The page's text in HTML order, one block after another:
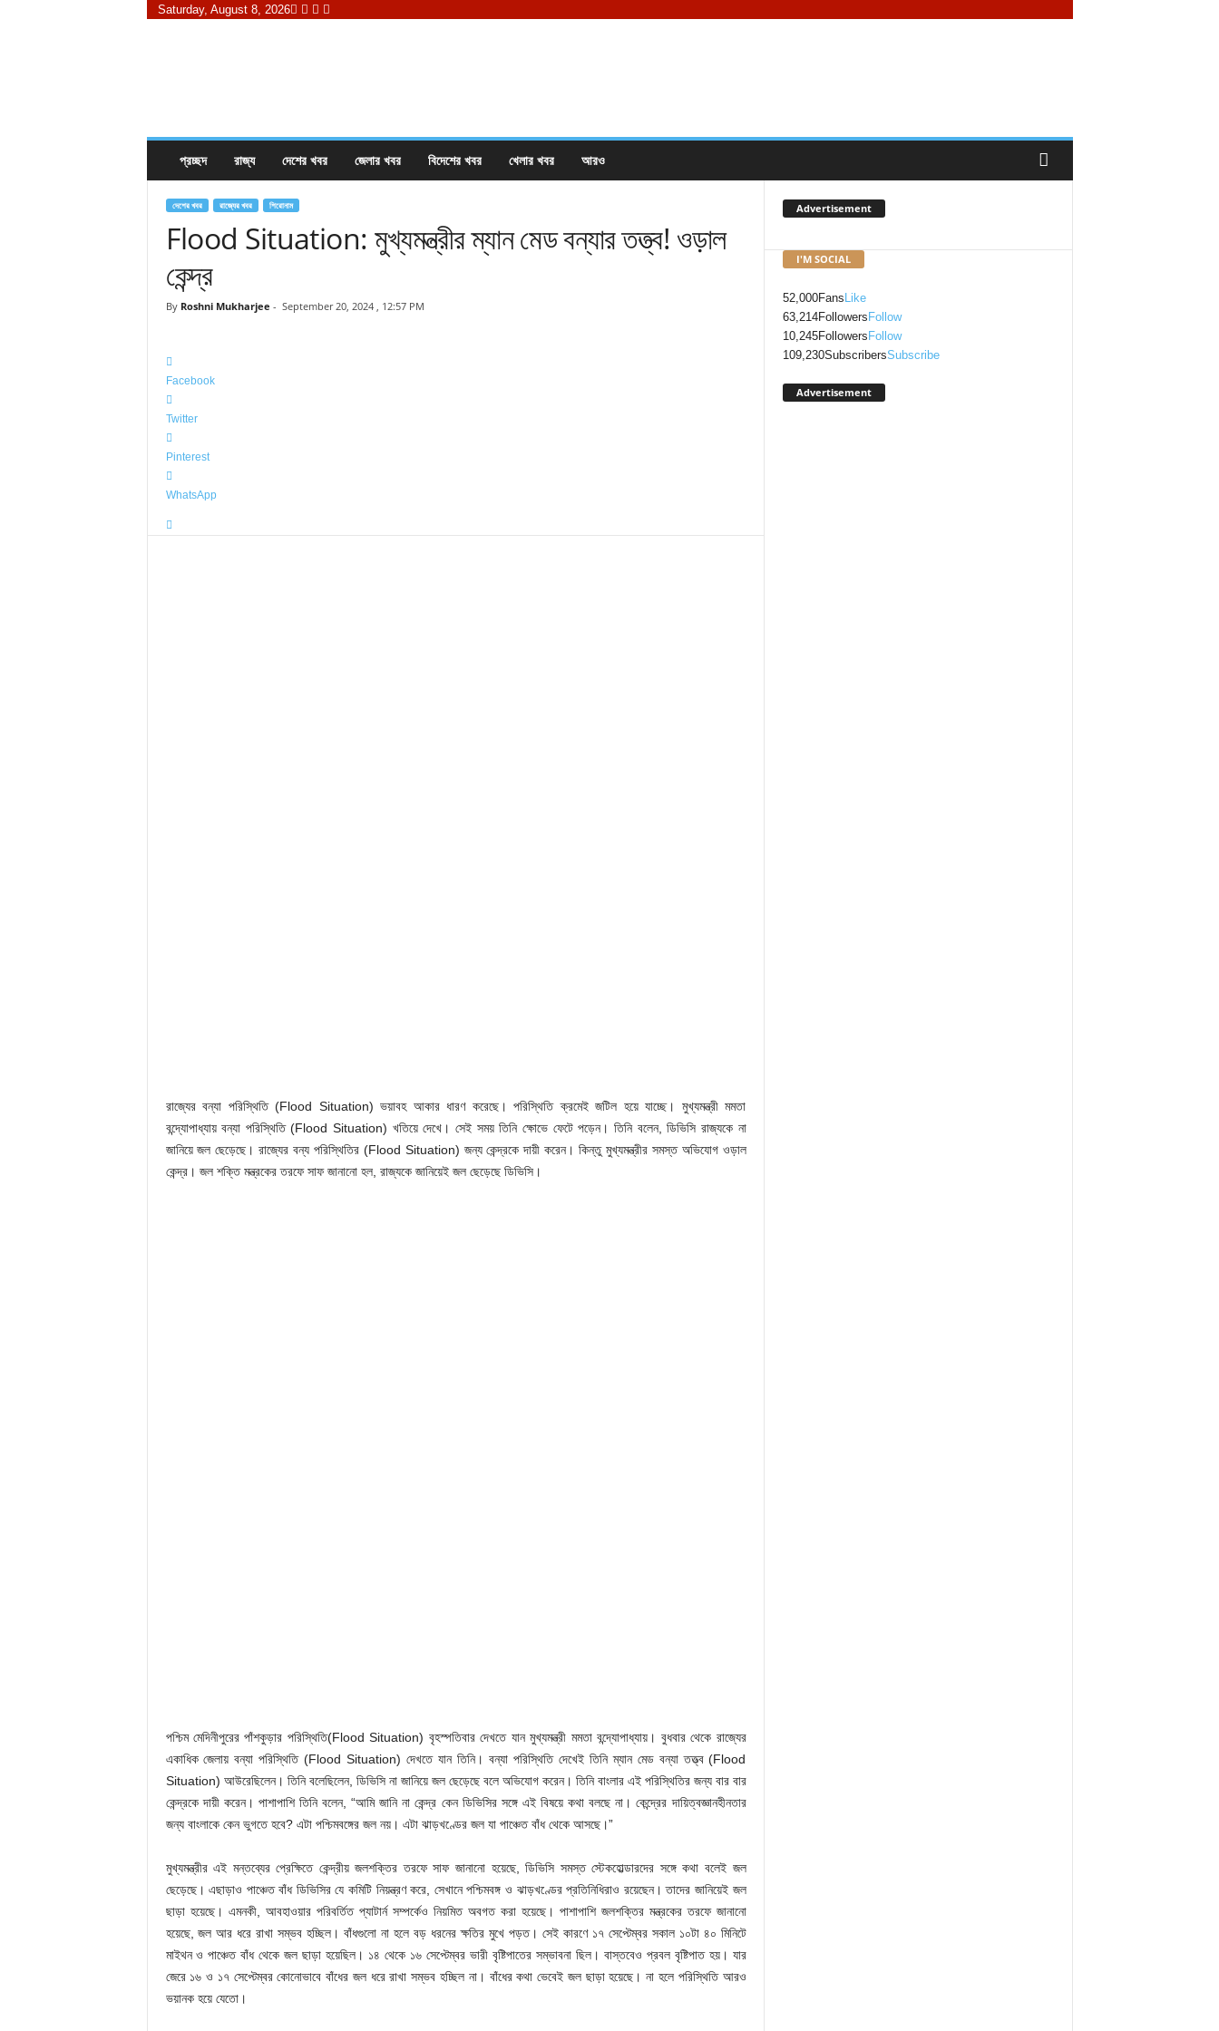
Saturday, August 8, 2026
প্রচ্ছদ রাজ্য দেশের খবর জেলার খবর বিদেশের খবর খেলার খবর আরও
দেশের খবর রাজ্যের খবর শিরোনাম
Flood Situation: মুখ্যমন্ত্রীর ম্যান মেড বন্যার তত্ত্ব! ওড়াল
কেন্দ্র
By Roshni Mukharjee - September 20, 2024 , 12:57 PM
Facebook
Twitter
Pinterest
WhatsApp
রাজ্যের বন্যা পরিস্থিতি (Flood Situation) ভয়াবহ আকার ধারণ করেছে। পরিস্থিতি ক্রমেই জটিল হয়ে যাচ্ছে। মুখ্যমন্ত্রী মমতা
বন্দ্যোপাধ্যায় বন্যা পরিস্থিতি (Flood Situation) খতিয়ে দেখে। সেই সময় তিনি ক্ষোভে ফেটে পড়েন। তিনি বলেন, ডিভিসি রাজ্যকে না
জানিয়ে জল ছেড়েছে। রাজ্যের বন্য পরিস্থিতির (Flood Situation) জন্য কেন্দ্রকে দায়ী করেন। কিন্তু মুখ্যমন্ত্রীর সমস্ত অভিযোগ ওড়াল
কেন্দ্র। জল শক্তি মন্ত্রকের তরফে সাফ জানানো হল, রাজ্যকে জানিয়েই জল ছেড়েছে ডিভিসি।
পশ্চিম মেদিনীপুরের পাঁশকুড়ার পরিস্থিতি(Flood Situation) বৃহস্পতিবার দেখতে যান মুখ্যমন্ত্রী মমতা বন্দ্যোপাধ্যায়। বুধবার থেকে রাজ্যের
একাধিক জেলায় বন্যা পরিস্থিতি (Flood Situation) দেখতে যান তিনি। বন্যা পরিস্থিতি দেখেই তিনি ম্যান মেড বন্যা তত্ত্ব (Flood
Situation) আউরেছিলেন। তিনি বলেছিলেন, ডিভিসি না জানিয়ে জল ছেড়েছে বলে অভিযোগ করেন। তিনি বাংলার এই পরিস্থিতির জন্য বার বার
কেন্দ্রকে দায়ী করেন। পাশাপাশি তিনি বলেন, “আমি জানি না কেন্দ্র কেন ডিভিসির সঙ্গে এই বিষয়ে কথা বলছে না। কেন্দ্রের দায়িত্বজ্ঞানহীনতার
জন্য বাংলাকে কেন ভুগতে হবে? এটা পশ্চিমবঙ্গের জল নয়। এটা ঝাড়খণ্ডের জল যা পাঞ্চেত বাঁধ থেকে আসছে।”
মুখ্যমন্ত্রীর এই মন্তব্যের প্রেক্ষিতে কেন্দ্রীয় জলশক্তির তরফে সাফ জানানো হয়েছে, ডিভিসি সমস্ত স্টেকহোল্ডারদের সঙ্গে কথা বলেই জল
ছেড়েছে। এছাড়াও পাঞ্চেত বাঁধ ডিভিসির যে কমিটি নিয়ন্ত্রণ করে, সেখানে পশ্চিমবঙ্গ ও ঝাড়খণ্ডের প্রতিনিধিরাও রয়েছেন। তাদের জানিয়েই জল
ছাড়া হয়েছে। এমনকী, আবহাওয়ার পরিবর্তিত প্যাটার্ন সম্পর্কেও নিয়মিত অবগত করা হয়েছে। পাশাপাশি জলশক্তির মন্ত্রকের তরফে জানানো
হয়েছে, জল আর ধরে রাখা সম্ভব হচ্ছিল। বাঁধগুলো না হলে বড় ধরনের ক্ষতির মুখে পড়ত। সেই কারণে ১৭ সেপ্টেম্বর সকাল ১০টা ৪০ মিনিটে
মাইথন ও পাঞ্চেত বাঁধ থেকে জল ছাড়া হয়েছিল। ১৪ থেকে ১৬ সেপ্টেম্বর ভারী বৃষ্টিপাতের সম্ভাবনা ছিল। বাস্তবেও প্রবল বৃষ্টিপাত হয়। যার
জেরে ১৬ ও ১৭ সেপ্টেম্বর কোনোভাবে বাঁধের জল ধরে রাখা সম্ভব হচ্ছিল না। বাঁধের কথা ভেবেই জল ছাড়া হয়েছে। না হলে পরিস্থিতি আরও
ভয়ানক হয়ে যেতো।
Advertisement
I'M SOCIAL
52,000Fans Like
63,214Followers Follow
10,245Followers Follow
109,230SubscribersSubscribe
Advertisement